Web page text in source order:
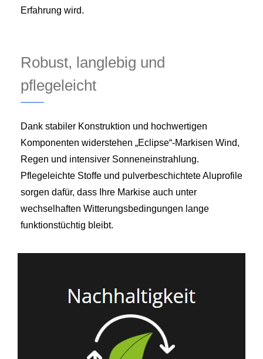
Erfahrung wird.
Robust, langlebig und
pflegeleicht
Dank stabiler Konstruktion und hochwertigen
Komponenten widerstehen „Eclipse“-Markisen Wind,
Regen und intensiver Sonneneinstrahlung.
Pflegeleichte Stoffe und pulverbeschichtete Aluprofile
sorgen dafür, dass Ihre Markise auch unter
wechselhaften Witterungsbedingungen lange
funktionstüchtig bleibt.